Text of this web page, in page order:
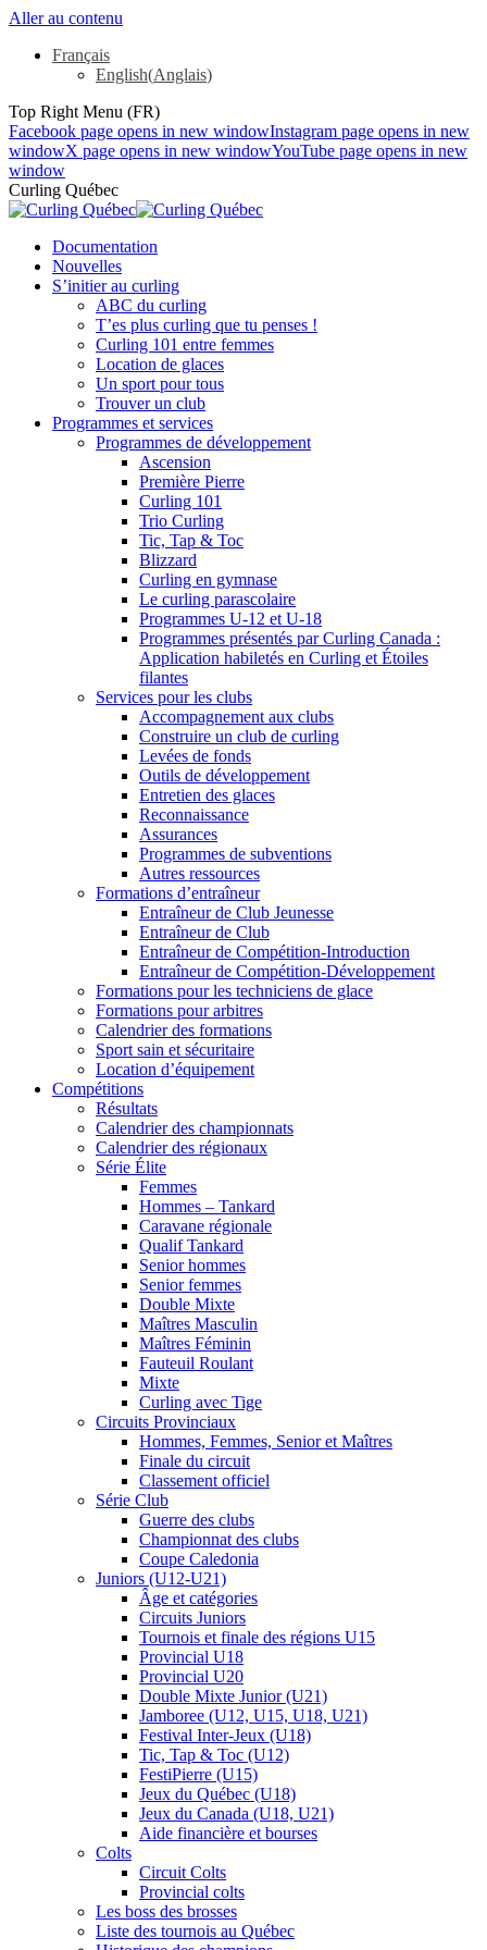
Aller au contenu
Français
English(Anglais)
Top Right Menu (FR)
Facebook page opens in new windowInstagram page opens in new
windowX page opens in new windowYouTube page opens in new
window
Curling Québec
Documentation
Nouvelles
S’initier au curling
ABC du curling
T’es plus curling que tu penses !
Curling 101 entre femmes
Location de glaces
Un sport pour tous
Trouver un club
Programmes et services
Programmes de développement
Ascension
Première Pierre
Curling 101
Trio Curling
Tic, Tap & Toc
Blizzard
Curling en gymnase
Le curling parascolaire
Programmes U-12 et U-18
Programmes présentés par Curling Canada :
Application habiletés en Curling et Étoiles
filantes
Services pour les clubs
Accompagnement aux clubs
Construire un club de curling
Levées de fonds
Outils de développement
Entretien des glaces
Reconnaissance
Assurances
Programmes de subventions
Autres ressources
Formations d’entraîneur
Entraîneur de Club Jeunesse
Entraîneur de Club
Entraîneur de Compétition-Introduction
Entraîneur de Compétition-Développement
Formations pour les techniciens de glace
Formations pour arbitres
Calendrier des formations
Sport sain et sécuritaire
Location d’équipement
Compétitions
Résultats
Calendrier des championnats
Calendrier des régionaux
Série Élite
Femmes
Hommes – Tankard
Caravane régionale
Qualif Tankard
Senior hommes
Senior femmes
Double Mixte
Maîtres Masculin
Maîtres Féminin
Fauteuil Roulant
Mixte
Curling avec Tige
Circuits Provinciaux
Hommes, Femmes, Senior et Maîtres
Finale du circuit
Classement officiel
Série Club
Guerre des clubs
Championnat des clubs
Coupe Caledonia
Juniors (U12-U21)
Âge et catégories
Circuits Juniors
Tournois et finale des régions U15
Provincial U18
Provincial U20
Double Mixte Junior (U21)
Jamboree (U12, U15, U18, U21)
Festival Inter-Jeux (U18)
Tic, Tap & Toc (U12)
FestiPierre (U15)
Jeux du Québec (U18)
Jeux du Canada (U18, U21)
Aide financière et bourses
Colts
Circuit Colts
Provincial colts
Les boss des brosses
Liste des tournois au Québec